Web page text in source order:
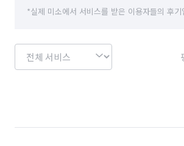
경기 연천군 경기 오산시 경기
경기 용인시 수지구
경기 의왕시 경기 의정부시
*실제 미소에서 서비스를 받은 이용자들의 후기